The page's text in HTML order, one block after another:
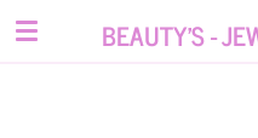
Ga
BEAUTY'S -